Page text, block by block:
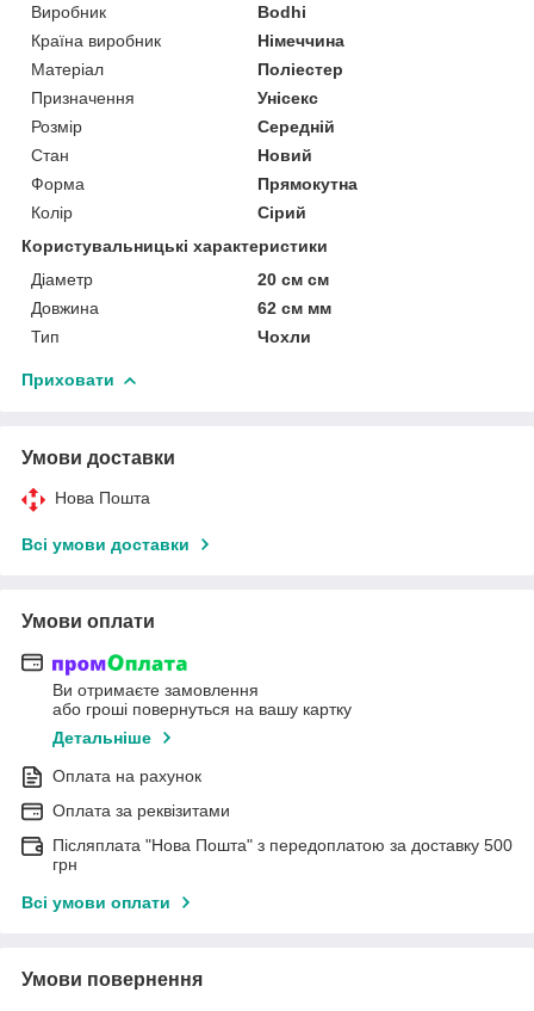
Виробник
Bodhi
Країна виробник
Німеччина
Матеріал
Поліестер
Призначення
Унісекс
Розмір
Середній
Стан
Новий
Форма
Прямокутна
Колір
Сірий
Користувальницькі характеристики
Діаметр
20 см см
Довжина
62 см мм
Тип
Чохли
Приховати
Умови доставки
Нова Пошта
Всі умови доставки
Умови оплати
Ви отримаєте замовлення
або гроші повернуться на вашу картку
Детальніше
Оплата на рахунок
Оплата за реквізитами
Післяплата "Нова Пошта" з передоплатою за доставку 500
грн
Всі умови оплати
Умови повернення